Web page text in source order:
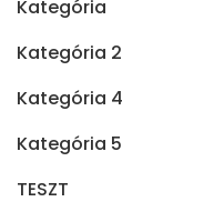
Kategória
Kategória 2
Kategória 4
Kategória 5
TESZT